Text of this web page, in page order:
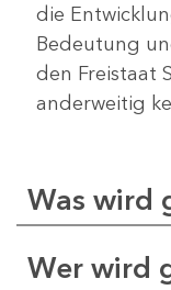
die
Bedeutung
den Freistaat
anderweitig
Was wird
Wer wird